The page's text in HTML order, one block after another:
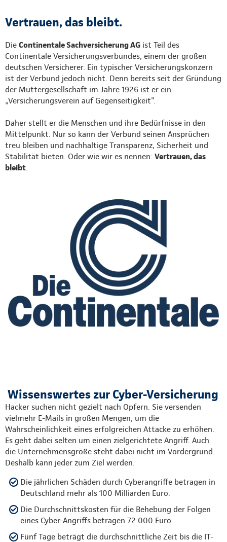
Vertrauen, das bleibt.
Die Continentale Sachversicherung AG ist Teil des
Continentale Versicherungsverbundes, einem der großen
deutschen Versicherer. Ein typischer Versicherungskonzern
ist der Verbund jedoch nicht. Denn bereits seit der Gründung
der Muttergesellschaft im Jahre 1926 ist er ein
„Versicherungsverein auf Gegenseitigkeit".
Daher stellt er die Menschen und ihre Bedürfnisse in den
Mittelpunkt. Nur so kann der Verbund seinen Ansprüchen
treu bleiben und nachhaltige Transparenz, Sicherheit und
Stabilität bieten. Oder wie wir es nennen: Vertrauen, das
bleibt
Wissenswertes zur Cyber-Versicherung
Hacker suchen nicht gezielt nach Opfern. Sie versenden
vielmehr E-Mails in großen Mengen, um die
Wahrscheinlichkeit eines erfolgreichen Attacke zu erhöhen.
Es geht dabei selten um einen zielgerichtete Angriff. Auch
die Unternehmensgröße steht dabei nicht im Vordergrund.
Deshalb kann jeder zum Ziel werden.
Die jährlichen Schäden durch Cyberangriffe betragen in
Deutschland mehr als 100 Milliarden Euro.
Die Durchschnittskosten für die Behebung der Folgen
eines Cyber-Angriffs betragen 72.000 Euro.
Fünf Tage beträgt die durchschnittliche Zeit bis die IT-